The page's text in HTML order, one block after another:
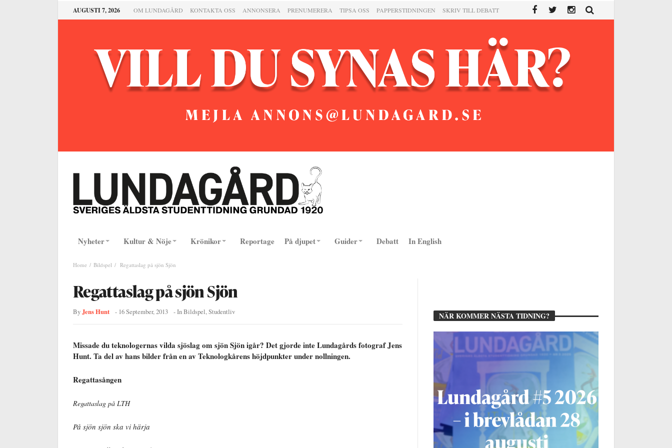
AUGUSTI 7, 2026 OM LUNDAGÅRD KONTAKTA OSS ANNONSERA PRENUMERERA TIPSA OSS PAPPERSTIDNINGEN SKRIV TILL DEBATT
Nyheter Kultur & Nöje Krönikor Reportage På djupet Guider Debatt In English
Home Bildspel Regattaslag på sjön Sjön
Regattaslag på sjön Sjön
ByJens Hunt - 16 September, 2013 - InBildspel,Studentliv
Missade du teknologernas vilda sjöslag om sjön Sjön igår? Det gjorde inte Lundagårds fotograf Jens
Hunt. Ta del av hans bilder från en av Teknologkårens höjdpunkter under nollningen.
Regattasången
Regattaslag på LTH
På sjön sjön ska vi härja
NÄR KOMMER NÄSTA TIDNING?